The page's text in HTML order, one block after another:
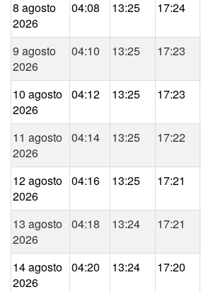
8 agosto
2026
04:08 13:25 17:24
9 agosto
2026
04:10 13:25 17:23
10 agosto
2026
04:12 13:25 17:23
11 agosto
2026
04:14 13:25 17:22
12 agosto
2026
04:16 13:25 17:21
13 agosto
2026
04:18 13:24 17:21
14 agosto
2026
04:20 13:24 17:20